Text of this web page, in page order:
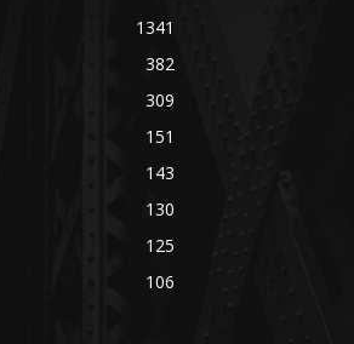
1341
382
309
151
143
130
125
106